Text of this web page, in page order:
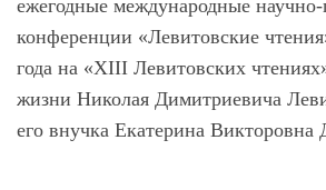
ежегодные международные научно-
конференции «Левитовские
года на «XIII Левитовских
жизни Николая Димитриевича
его внучка Екатерина Викторовна